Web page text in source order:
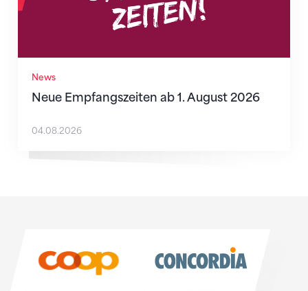
News
Neue Empfangszeiten ab 1. August 2026
04.08.2026